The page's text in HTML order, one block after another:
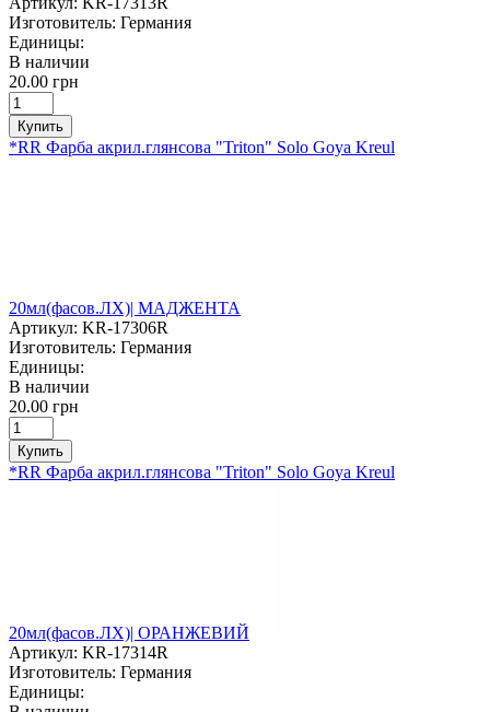
Изготовитель: Германия
Единицы:
В наличии
20.00 грн
Купить
*RR Фарба акрил.глянсова "Triton" Solo Goya Kreul
20мл(фасов.ЛХ)| МАДЖЕНТА
Артикул: KR-17306R
Изготовитель: Германия
Единицы:
В наличии
20.00 грн
Купить
*RR Фарба акрил.глянсова "Triton" Solo Goya Kreul
20мл(фасов.ЛХ)| ОРАНЖЕВИЙ
Артикул: KR-17314R
Изготовитель: Германия
Единицы: